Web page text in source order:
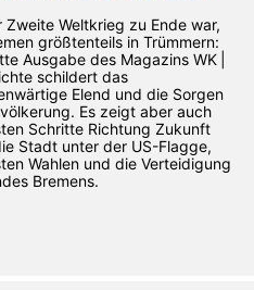
Zweite Weltkrieg zu Ende war,
größtenteils in Trümmern:
Ausgabe des ­Magazins WK |
schildert das
Elend und die Sorgen
Es zeigt aber auch
Schritte Richtung Zukunft
Stadt unter der US-Flagge,
Wahlen und die Verteidigung
Bremens.